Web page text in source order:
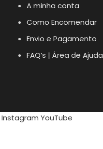
A minha conta
Como Encomendar
Envio e Pagamento
FAQ’s | Área de Ajuda
Instagram YouTube